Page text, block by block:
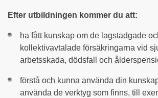
Efter utbildningen kommer du att:
ha fått kunskap om de lagstadgade
kollektivavtalade försäkringarna vid
arbetsskada, dödsfall och
förstå och kunna använda din
använda de verktyg som finns, till